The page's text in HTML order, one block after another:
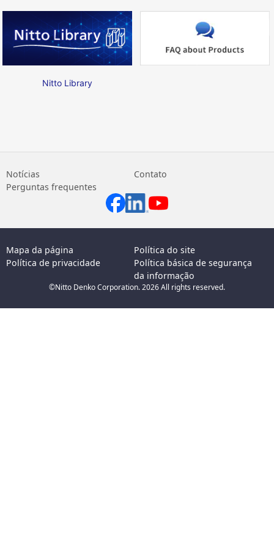
Nitto Library
Notícias
Contato
Perguntas frequentes
Mapa da página
Política do site
Política de privacidade
Política básica de segurança
da informação
©Nitto Denko Corporation. 2026 All rights reserved.